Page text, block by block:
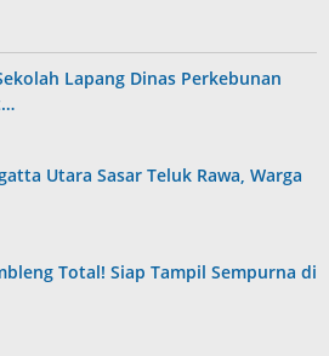
Lapang Dinas Perkebunan
Utara Sasar Teluk Rawa, Warga
Total! Siap Tampil Sempurna di